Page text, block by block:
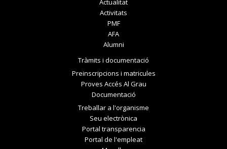
Actualitat
Activitats
PMF
AFA
Alumni
Tràmits i documentació
Preinscripcions i matricules
Proves Accés Al Grau
Documentació
Treballar a l'organisme
Seu electrònica
Portal transparencia
Portal de l'empleat